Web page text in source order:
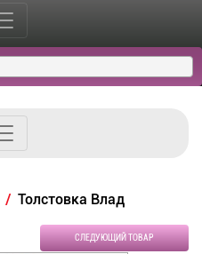
Толстовка Влад
СЛЕДУЮЩИЙ ТОВАР